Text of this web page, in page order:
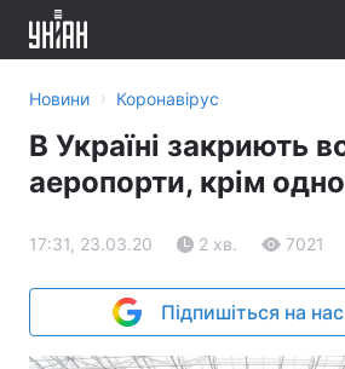
Новини › Коронавірус
В Україні закриють
аеропорти, крім
17:31, 23.03.20 2 хв. 7021
Підпишіться на